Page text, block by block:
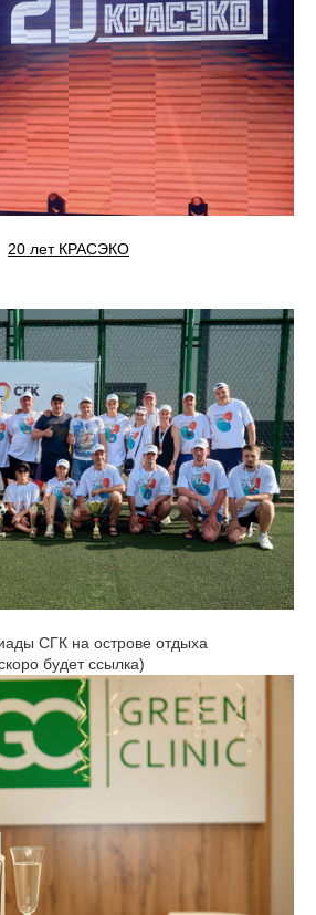
20 лет КРАСЭКО
СГК на острове отдыха
будет ссылка)